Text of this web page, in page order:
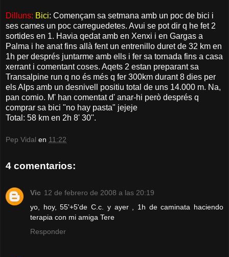
Dilluns: Bici: Començam sa setmana amb un poc de bici i
ses cames un poc carreguedetes. Avui se pot dir q he fet 2
sortides en 1. Havia qedat amb en Xenxi i en Gargas a
Palma i he anat fins allà fent un entrenillo duret de 32 km en
1h per després juntarme amb ells i fer sa tornada fins a casa
xerrant i comentant coses. Aqets 2 estan preparant sa
Transalpine run q no és més q fer 300km durant 8 dies per
els Alps amb un desnivell positiu total de uns 14.000 m. Na,
pan comio. M' han comentat d' anar-hi però després q
comprar sa bici "no hay pasta" jejeje
Total: 58 km en 2h 8' 30''.
Pep Vidal en 11:22
4 comentarios:
Vic 12 de febrero de 2008 a las 20:19
yo, hoy, 55'+5'de C.c. y ayer , 1h de caminata haciendo
terapia con mi amiga Tere
Responder